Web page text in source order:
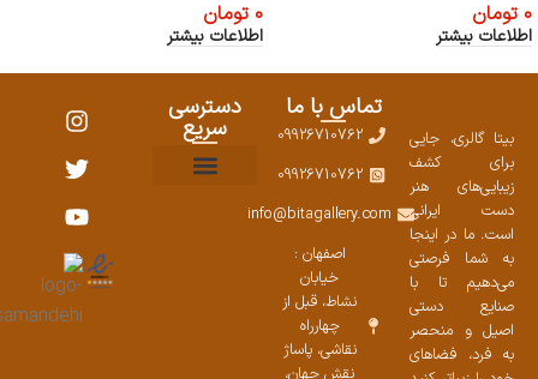
0 تومان
اطلاعات بیشتر
0 تومان
اطلاعات بیشتر
بیتا گالری، جایی
برای کشف
زیبایی‌های هنر
دست ایرانی
است. ما در اینجا
به شما فرصتی
می‌دهیم تا با
صنایع دستی
اصیل و منحصر
به فرد، فضاهای
تماس با ما
09926710762
09926710762
info@bitagallery.com
اصفهان :
خیابان
نشاط، قبل از
چهارراه
نقاشی، پاساژ
نقش جهان،
دسترسی
سریع